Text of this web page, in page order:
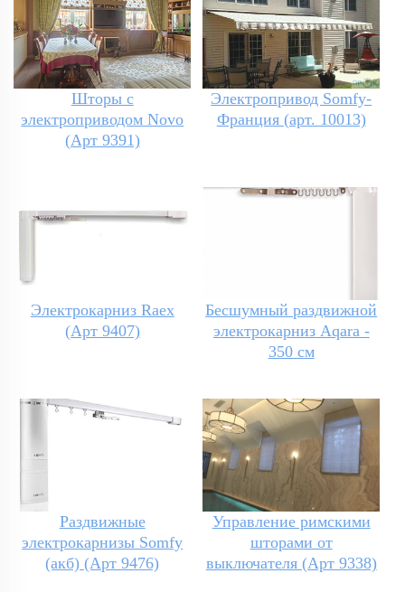
Шторы с
электроприводом Novo
(Арт 9391)
Электропривод Somfy-
Франция (арт. 10013)
Электрокарниз Raex
(Арт 9407)
Бесшумный раздвижной
электрокарниз Aqara -
350 см
Раздвижные
электрокарнизы Somfy
(акб) (Арт 9476)
Управление римскими
шторами от
выключателя (Арт 9338)